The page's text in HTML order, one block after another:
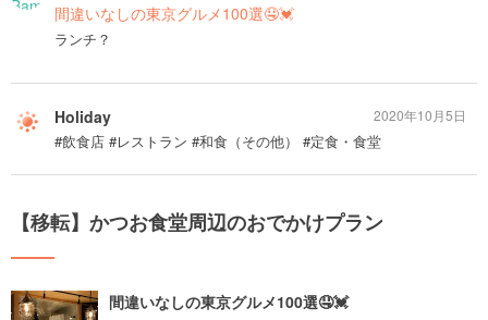
間違いなしの東京グルメ100選🤤💓
ランチ？
Holiday
#飲食店 #レストラン #和食（その他） #定食・食堂
2020年10月5日
【移転】かつお食堂周辺のおでかけプラン
間違いなしの東京グルメ100選🤤💓